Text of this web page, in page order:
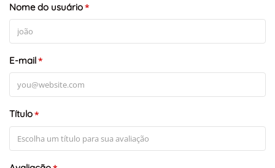
Nome do usuário*
E-mail*
Título*